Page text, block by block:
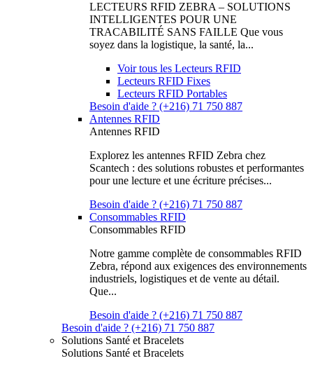
LECTEURS RFID ZEBRA – SOLUTIONS
INTELLIGENTES POUR UNE
TRACABILITÉ SANS FAILLE Que vous
soyez dans la logistique, la santé, la...
Voir tous les Lecteurs RFID
Lecteurs RFID Fixes
Lecteurs RFID Portables
Besoin d'aide ? (+216) 71 750 887
Antennes RFID
Antennes RFID
Explorez les antennes RFID Zebra chez
Scantech : des solutions robustes et performantes
pour une lecture et une écriture précises...
Besoin d'aide ? (+216) 71 750 887
Consommables RFID
Consommables RFID
Notre gamme complète de consommables RFID
Zebra, répond aux exigences des environnements
industriels, logistiques et de vente au détail.
Que...
Besoin d'aide ? (+216) 71 750 887
Besoin d'aide ? (+216) 71 750 887
Solutions Santé et Bracelets
Solutions Santé et Bracelets